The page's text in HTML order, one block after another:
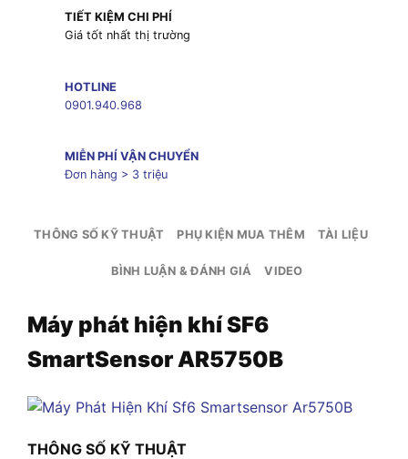
TIẾT KIỆM CHI PHÍ
Giá tốt nhất thị trường
HOTLINE
0901.940.968
MIỄN PHÍ VẬN CHUYỂN
Đơn hàng > 3 triệu
THÔNG SỐ KỸ THUẬT PHỤ KIỆN MUA THÊM TÀI LIỆU
BÌNH LUẬN & ĐÁNH GIÁ VIDEO
Máy phát hiện khí SF6
SmartSensor AR5750B
THÔNG SỐ KỸ THUẬT